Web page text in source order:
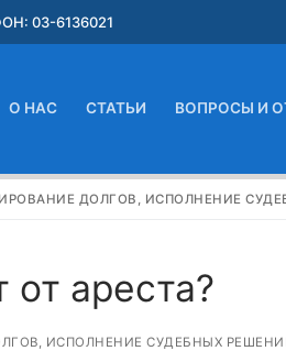
03-6136021
О НАС СТАТЬИ ВОПРОСЫ И
ДОЛГОВ, ИСПОЛНЕНИЕ
от ареста?
ИСПОЛНЕНИЕ СУДЕБНЫХ